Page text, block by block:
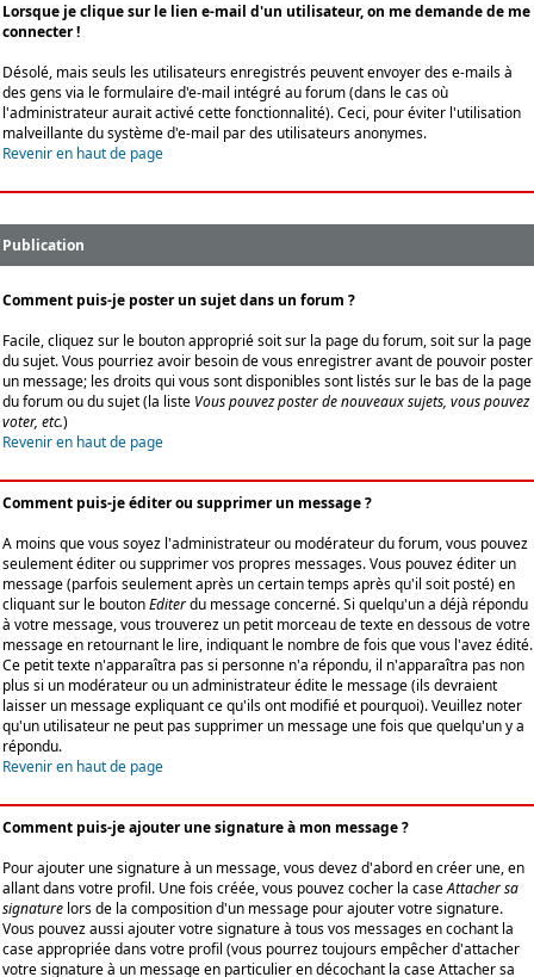
Lorsque je clique sur le lien e-mail d'un utilisateur, on me demande de me
connecter !
Désolé, mais seuls les utilisateurs enregistrés peuvent envoyer des e-mails à
des gens via le formulaire d'e-mail intégré au forum (dans le cas où
l'administrateur aurait activé cette fonctionnalité). Ceci, pour éviter l'utilisation
malveillante du système d'e-mail par des utilisateurs anonymes.
Revenir en haut de page
Publication
Comment puis-je poster un sujet dans un forum ?
Facile, cliquez sur le bouton approprié soit sur la page du forum, soit sur la page
du sujet. Vous pourriez avoir besoin de vous enregistrer avant de pouvoir poster
un message; les droits qui vous sont disponibles sont listés sur le bas de la page
du forum ou du sujet (la liste Vous pouvez poster de nouveaux sujets, vous pouvez
voter, etc.)
Revenir en haut de page
Comment puis-je éditer ou supprimer un message ?
A moins que vous soyez l'administrateur ou modérateur du forum, vous pouvez
seulement éditer ou supprimer vos propres messages. Vous pouvez éditer un
message (parfois seulement après un certain temps après qu'il soit posté) en
cliquant sur le boutonEditerdu message concerné. Si quelqu'un a déjà répondu
à votre message, vous trouverez un petit morceau de texte en dessous de votre
message en retournant le lire, indiquant le nombre de fois que vous l'avez édité.
Ce petit texte n'apparaîtra pas si personne n'a répondu, il n'apparaîtra pas non
plus si un modérateur ou un administrateur édite le message (ils devraient
laisser un message expliquant ce qu'ils ont modifié et pourquoi). Veuillez noter
qu'un utilisateur ne peut pas supprimer un message une fois que quelqu'un y a
répondu.
Revenir en haut de page
Comment puis-je ajouter une signature à mon message ?
Pour ajouter une signature à un message, vous devez d'abord en créer une, en
allant dans votre profil. Une fois créée, vous pouvez cocher la caseAttacher sa
signature lors de la composition d'un message pour ajouter votre signature.
Vous pouvez aussi ajouter votre signature à tous vos messages en cochant la
case appropriée dans votre profil (vous pourrez toujours empêcher d'attacher
votre signature à un message en particulier en décochant la case Attacher sa